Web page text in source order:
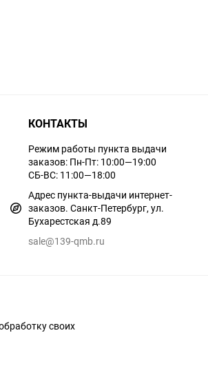
КОНТАКТЫ
Режим работы пункта выдачи
заказов: Пн-Пт: 10:00—19:00
СБ-ВС: 11:00—18:00
Адрес пункта-выдачи интернет-
заказов. Санкт-Петербург, ул.
Бухарестская д.89
sale@139-qmb.ru
своих